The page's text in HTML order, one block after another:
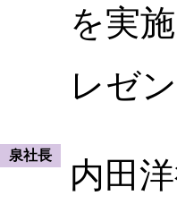
を実
レゼ
泉社長
内田